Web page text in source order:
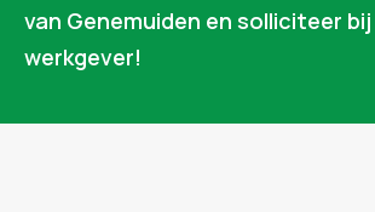
van Genemuiden en solliciteer bij
werkgever!